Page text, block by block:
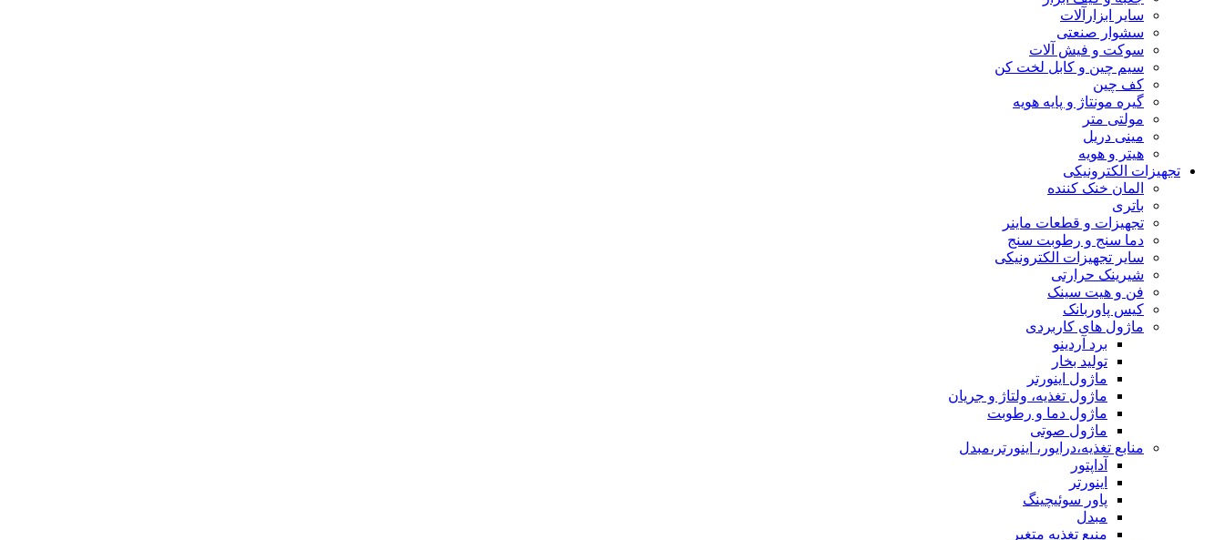
سایر ابزارآلات
سشوار صنعتی
سوکت و فیش آلات
سیم چین و کابل لخت کن
کف چین
گیره مونتاژ و پایه هویه
مولتی متر
مینی دریل
هیتر و هویه
تجهیزات الکترونیکی
المان خنک کننده
باتری
تجهیزات و قطعات ماینر
دما سنج و رطوبت سنج
سایر تجهیزات الکترونیکی
شیرینک حرارتی
فن و هیت سینک
کیس پاوربانک
ماژول های کاربردی
برد آردینو
تولید بخار
ماژول اینورتر
ماژول تغذیه، ولتاژ و جریان
ماژول دما و رطوبت
ماژول صوتی
منابع تغذیه،درایور، اینورتر،مبدل
آداپتور
اینورتر
پاور سوئیچینگ
مبدل
منبع تغذیه متغیر